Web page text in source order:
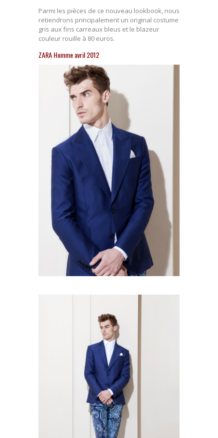
Parmi les pièces de ce nouveau lookbook, nous
retiendrons principalement un original costume
gris aux fins carreaux bleus et le blazeur
couleur rouille à 80 euros.
ZARA Homme avril 2012